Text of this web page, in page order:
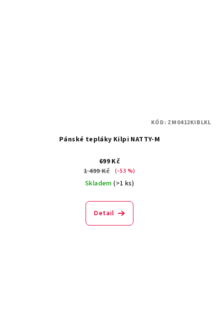
Pánské tepláky Kilpi NATTY-M
699 Kč
1 499 Kč
(–53 %)
Skladem(>1 ks)
Detail
KÓD: ZM0412KIBLKL